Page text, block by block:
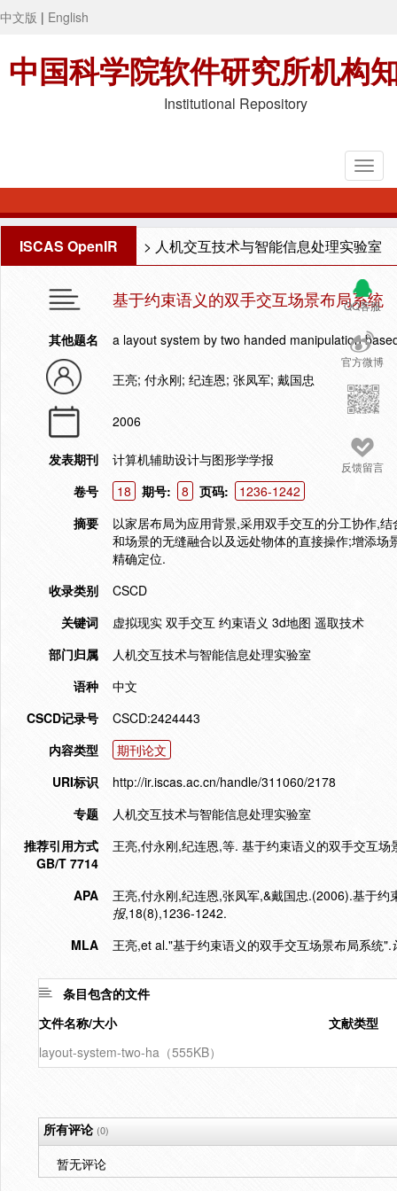
中文版 | English
中国科学院软件研究所机构
Institutional Repository
ISCAS OpenIR > 人机交互技术与智能信息处理实验室
QQ客服
官方微博
反馈留言
基于约束语义的双手交互场景布局系统
其他题名 a layout system by two handed manipulation
王亮; 付永刚; 纪连恩; 张凤军; 戴国忠
2006
发表期刊
计算机辅助设计与图形学学报
卷号
18 期号: 8 页码:
1236-1242
摘要
以家居布局为应用背景,采用双手交互的分工协作,
和场景的无缝融合以及远处物体的直接操作;增添
精确定位.
收录类别
CSCD
关键词
虚拟现实 双手交互 约束语义 3d地图 遥取技术
部门归属
人机交互技术与智能信息处理实验室
语种
中文
CSCD记录号
CSCD:2424443
内容类型
期刊论文
URI标识
http://ir.iscas.ac.cn/handle/311060/2178
专题
人机交互技术与智能信息处理实验室
推荐引用方式
GB/T 7714
王亮,付永刚,纪连恩,等. 基于约束语义的双手交互
APA
王亮,付永刚,纪连恩,张凤军,&戴国忠.(2006).基于约
报,18(8),1236-1242.
MLA
王亮,et al."基于约束语义的双手交互场景布局系统".
条目包含的文件
文件名称/大小
文献类型
layout-system-two-ha（555KB）
所有评论(0)
暂无评论